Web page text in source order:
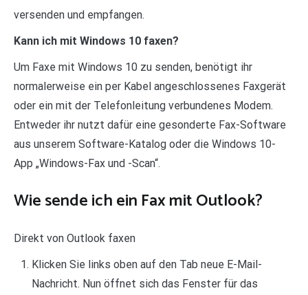
versenden und empfangen.
Kann ich mit Windows 10 faxen?
Um Faxe mit Windows 10 zu senden, benötigt ihr
normalerweise ein per Kabel angeschlossenes Faxgerät
oder ein mit der Telefonleitung verbundenes Modem.
Entweder ihr nutzt dafür eine gesonderte Fax-Software
aus unserem Software-Katalog oder die Windows 10-
App „Windows-Fax und -Scan“.
Wie sende ich ein Fax mit Outlook?
Direkt von Outlook faxen
Klicken Sie links oben auf den Tab neue E-Mail-
Nachricht. Nun öffnet sich das Fenster für das